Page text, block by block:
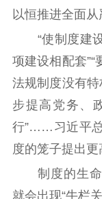
以恒推进全面从
“使制度建设
项建设相配套
法规制度没有特
步提高党务、
行”……习近平
度的笼子提出更
制度的生命
就会出现“牛栏